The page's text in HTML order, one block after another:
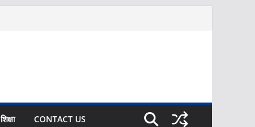
शिक्षा CONTACT US